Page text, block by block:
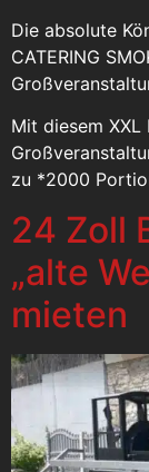
Die absolute
CATERING
Mit diesem XXL
zu *2000
24 Zoll
„alte
mieten